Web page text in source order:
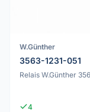
W.Günther
3563-1231-051
Relais W.Günther
4